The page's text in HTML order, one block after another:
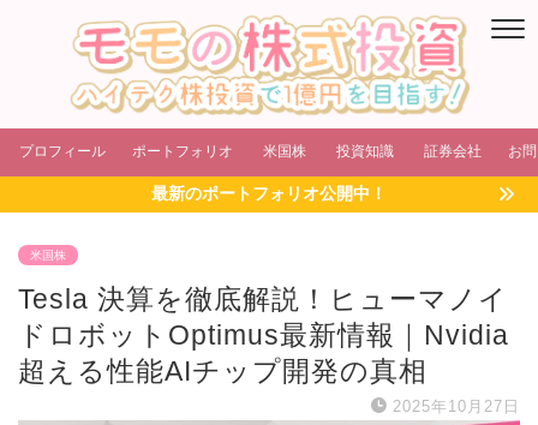
プロフィール ポートフォリオ 米国株 投資知識 証券会社 お
最新のポートフォリオ公開中！
米国株
Tesla 決算を徹底解説！ヒューマノイ
ドロボットOptimus最新情報｜Nvidia
超える性能AIチップ開発の真相
2025年10月27日